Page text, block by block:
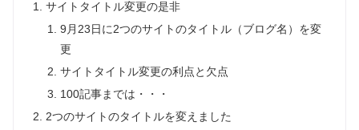
サイトタイトル変更の是非
9月23日に2つのサイトのタイトル（ブログ名）を変
更
サイトタイトル変更の利点と欠点
100記事までは・・・
2つのサイトのタイトルを変えました